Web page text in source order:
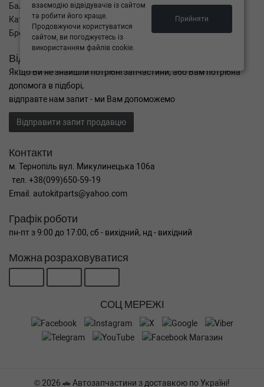
Баланс
Каталог товарів
Бренди
Відправити запит
Якщо Ви не знайшли потрібні запчастини, або Вам потрібна
допомога в підборі,
відправте нам запит - ми Вам допоможемо
Відправити запит продавцю
Контакти
м. Тернопіль вул. Микулинецька 106а
тел. +38(099)650-59-19
Email. autokitparts@yahoo.com
Графік роботи
пн-пт з 9:00 до 17:00, сб - вихідний, нд - вихідний
Можна розраховуватися
СОЦ МЕРЕЖІ
© 2026 🚗 Автозапчастини з доставкою по Україні!
взаємодію відвідувачів із сайтом
та робити його краще.
Продовжуючи користуватися
сайтом, ви погоджуєтесь із
використанням файлів cookie.
Прийняти